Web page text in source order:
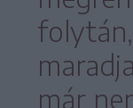
már